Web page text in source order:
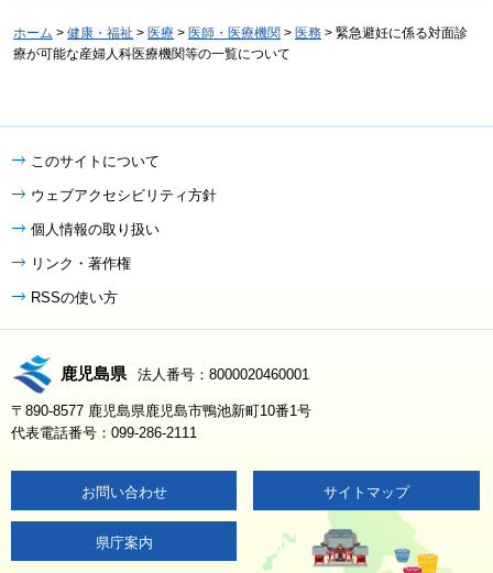
ホーム > 健康・福祉 > 医療 > 医師・医療機関 > 医務 > 緊急避妊に係る対面診
療が可能な産婦人科医療機関等の一覧について
このサイトについて
ウェブアクセシビリティ方針
個人情報の取り扱い
リンク・著作権
RSSの使い方
鹿児島県 法人番号：8000020460001
〒890-8577 鹿児島県鹿児島市鴨池新町10番1号
代表電話番号：099-286-2111
お問い合わせ サイトマップ
県庁案内